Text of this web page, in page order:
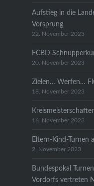
Aufstieg in die
Vorsprung
22. November 2023
FCBD
20. November 2023
Zielen… Werfen…
18. November 2023
16. November 2023
Eltern-Kind-Turnen
2. November 2023
Bundespokal
Vordorfs vertreten